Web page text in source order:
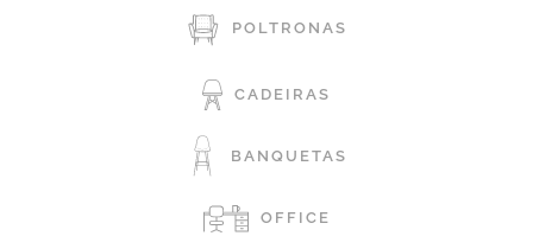
POLTRONAS
CADEIRAS
BANQUETAS
OFFICE